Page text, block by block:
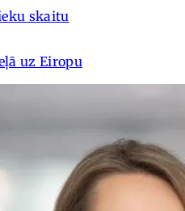
skaitu
uz Eiropu